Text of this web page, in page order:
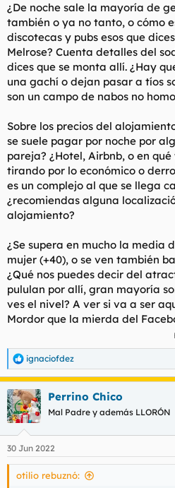
¿De noche sale la mayoría de
también o ya no tanto, o cómo
discotecas y pubs esos que
Melrose? Cuenta detalles del
dices que se monta allí. ¿Hay
una gachí o dejan pasar a tíos
son un campo de nabos no
Sobre los precios del
se suele pagar por noche por
pareja? ¿Hotel, Airbnb, o en
tirando por lo económico o
es un complejo al que se llega
¿recomiendas alguna
alojamiento?
¿Se supera en mucho la media
mujer (+40), o se ven también
¿Qué nos puedes decir del
pululan por allí, gran mayoría
ves el nivel? A ver si va a ser
Mordor que la mierda del
R
e
a
c
c
i
e
s
ignaciofdez
Perrino Chico
Mal Padre y además LLORÓN
30 Jun 2022
otilio rebuznó: